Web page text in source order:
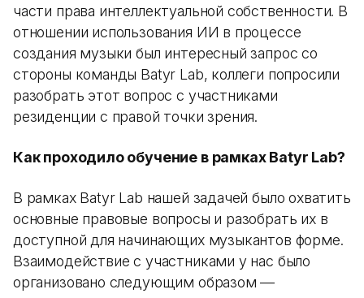
части права интеллектуальной собственности. В
отношении использования ИИ в процессе
создания музыки был интересный запрос со
стороны команды Batyr Lab, коллеги попросили
разобрать этот вопрос с участниками
резиденции с правой точки зрения.
Как проходило обучение в рамках Batyr Lab?
В рамках Batyr Lab нашей задачей было охватить
основные правовые вопросы и разобрать их в
доступной для начинающих музыкантов форме.
Взаимодействие с участниками у нас было
организовано следующим образом —